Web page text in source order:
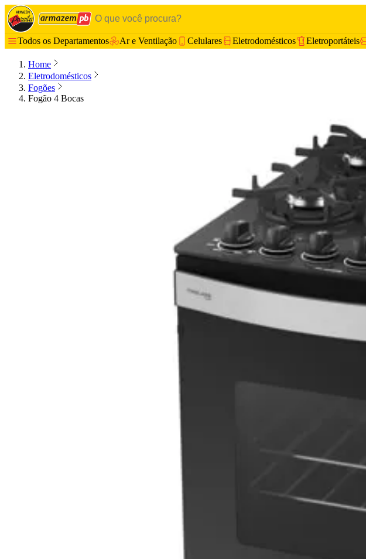
Todos os Departamentos Ar e Ventilação Celulares Eletrodomésticos Eletroportáteis
Home
Eletrodomésticos
Fogões
Fogão 4 Bocas